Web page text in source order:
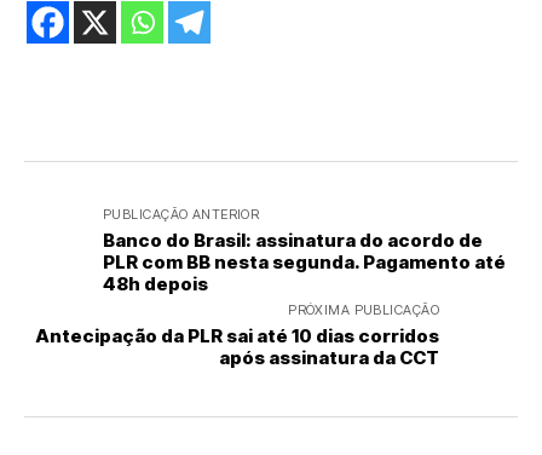
PUBLICAÇÃO ANTERIOR
Banco do Brasil: assinatura do acordo de
PLR com BB nesta segunda. Pagamento até
48h depois
PRÓXIMA PUBLICAÇÃO
Antecipação da PLR sai até 10 dias corridos
após assinatura da CCT